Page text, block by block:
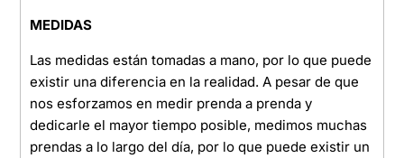
MEDIDAS
Las medidas están tomadas a mano, por lo que puede
existir una diferencia en la realidad. A pesar de que
nos esforzamos en medir prenda a prenda y
dedicarle el mayor tiempo posible, medimos muchas
prendas a lo largo del día, por lo que puede existir un